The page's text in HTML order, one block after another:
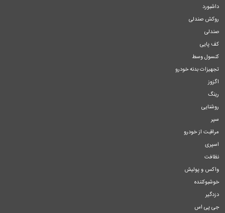
داشبورد
روکش صندلی
صندلی
کف پایی
کنسول وسط
تجهیزات بدنه خودرو
اگزوز
رینگ
روشنایی
سپر
مراقبت از خودرو
اسپری
نظافت
واکس و پولیش
خوشبوکننده
دزدگیر
جی پی اس